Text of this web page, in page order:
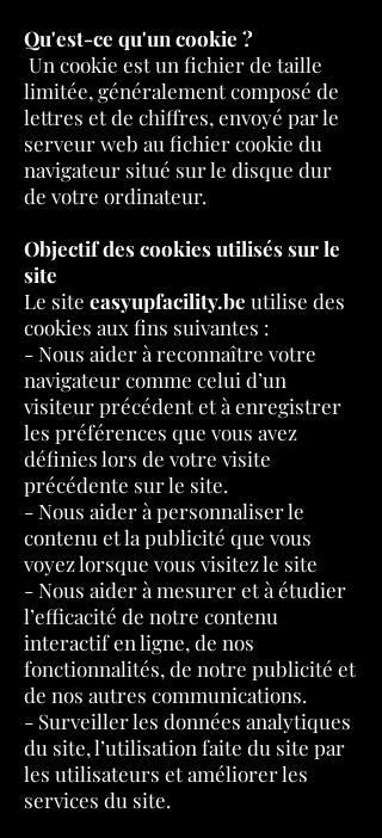
Qu'est-ce qu'un cookie ?
Un cookie est un fichier de taille
limitée, généralement composé de
lettres et de chiffres, envoyé par le
serveur web au fichier cookie du
navigateur situé sur le disque dur
de votre ordinateur.
Objectif des cookies utilisés sur le
site
Le site easyupfacility.be utilise des
cookies aux fins suivantes :
- Nous aider à reconnaître votre
navigateur comme celui d’un
visiteur précédent et à enregistrer
les préférences que vous avez
définies lors de votre visite
précédente sur le site.
- Nous aider à personnaliser le
contenu et la publicité que vous
voyez lorsque vous visitez le site
- Nous aider à mesurer et à étudier
l’efficacité de notre contenu
interactif en ligne, de nos
fonctionnalités, de notre publicité et
de nos autres communications.
- Surveiller les données analytiques
du site, l’utilisation faite du site par
les utilisateurs et améliorer les
services du site.